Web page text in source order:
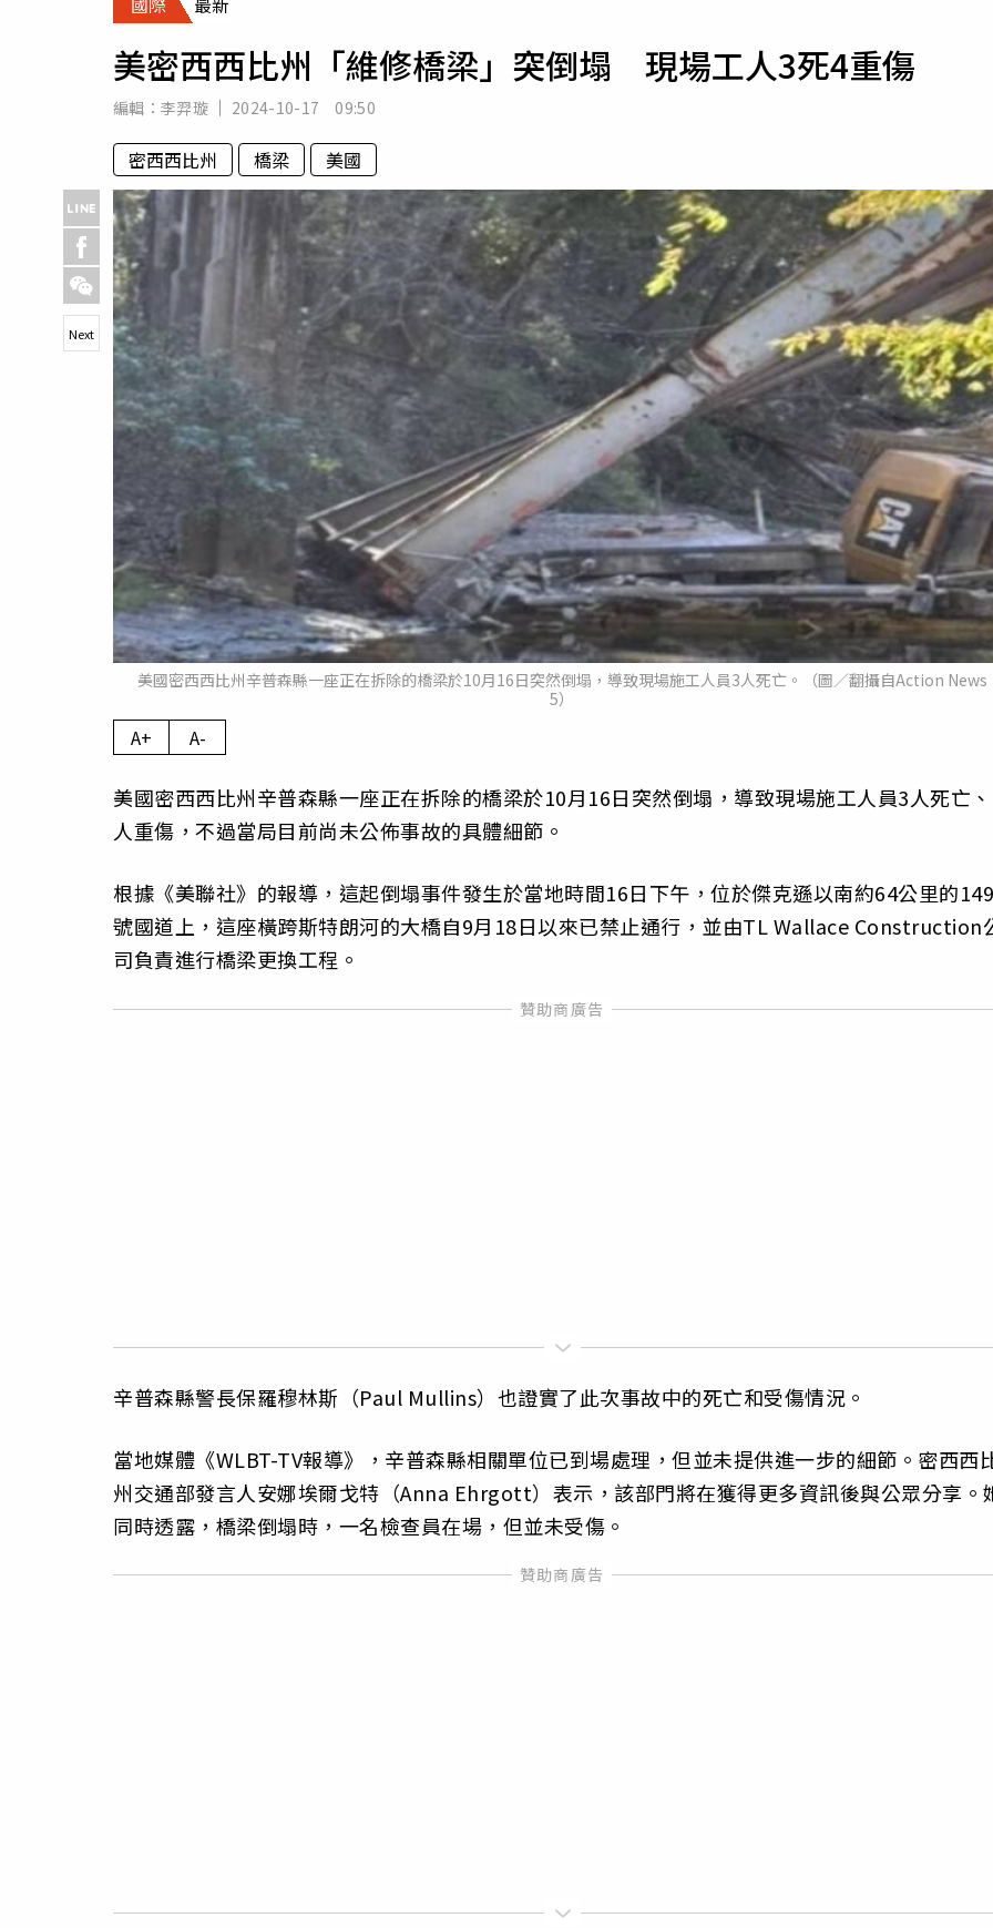
專欄
房產新勢力
運勢
美密西西比州「維修橋梁」突倒塌 現場工人3死4重傷
編輯： 李羿璇 2024-10-17 09:50
密西西比州 橋梁 美國
美國密西西比州辛普森縣一座正在拆除的橋梁於10月16日突然倒塌，導致現場施工人員3人死亡。（圖／翻攝自Action News
5）
Next
A+ A-
美國密西西比州辛普森縣一座正在拆除的橋梁於10月16日突然倒塌，導致現場施工人員3人死亡
人重傷，不過當局目前尚未公佈事故的具體細節。
根據《美聯社》的報導，這起倒塌事件發生於當地時間16日下午，位於傑克遜以南約64公里的149
號國道上，這座橫跨斯特朗河的大橋自9月18日以來已禁止通行，並由TL Wallace Construction
司負責進行橋梁更換工程。
辛普森縣警長保羅穆林斯（Paul Mullins）也證實了此次事故中的死亡和受傷情況。
當地媒體《WLBT-TV報導》，辛普森縣相關單位已到場處理，但並未提供進一步的細節。密西西
州交通部發言人安娜埃爾戈特（Anna Ehrgott）表示，該部門將在獲得更多資訊後與公眾分享。
同時透露，橋梁倒塌時，一名檢查員在場，但並未受傷。